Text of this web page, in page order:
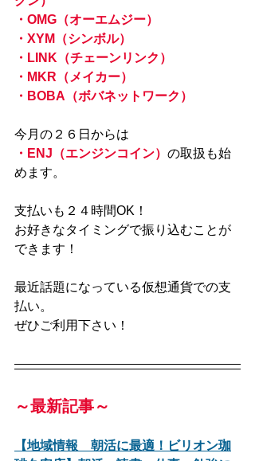
・OMG（オーエムジー）
・XYM（シンボル）
・LINK（チェーンリンク）
・MKR（メイカー）
・BOBA（ボバネットワーク）
今月の２６日からは
・ENJ（エンジンコイン） の取扱も始
めます。
支払いも２４時間OK！
お好きなタイミングで振り込むことが
できます！
最近話題になっている仮想通貨での支
払い。
ぜひご利用下さい！
～最新記事～
【地域情報　朝活に最適！ビリオン珈